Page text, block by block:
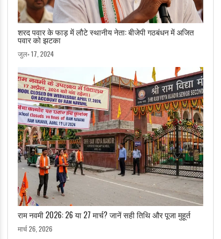
शरद पवार के फाड़ में लौटे स्थानीय नेता: बीजेपी गठबंधन में अजित
पवार को झटका
जुल॰ 17, 2024
राम नवमी 2026: 26 या 27 मार्च? जानें सही तिथि और पूजा मुहूर्त
मार्च 26, 2026